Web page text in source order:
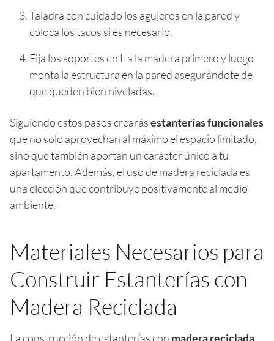
Taladra con cuidado los agujeros en la pared y
coloca los tacos si es necesario.
Fija los soportes en L a la madera primero y luego
monta la estructura en la pared asegurándote de
que queden bien niveladas.
Siguiendo estos pasos crearásestanterías funcionales
que no solo aprovechan al máximo el espacio limitado,
sino que también aportan un carácter único a tu
apartamento. Además, el uso de madera reciclada es
una elección que contribuye positivamente al medio
ambiente.
Materiales Necesarios para
Construir Estanterías con
Madera Reciclada
La construcción de estanterías con madera reciclada